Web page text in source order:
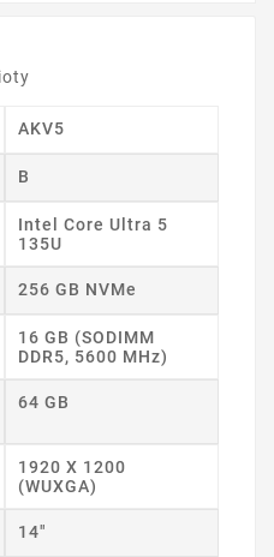
AKV5
B
Intel Core Ultra 5
135U
256 GB NVMe
16 GB (SODIMM
DDR5, 5600 MHz)
64 GB
1920 X 1200
(WUXGA)
14"